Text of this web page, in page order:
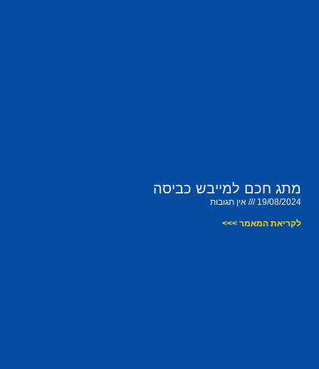
מתג חכם למייבש כביסה
19/08/2024 אין תגובות
לקריאת המאמר >>>